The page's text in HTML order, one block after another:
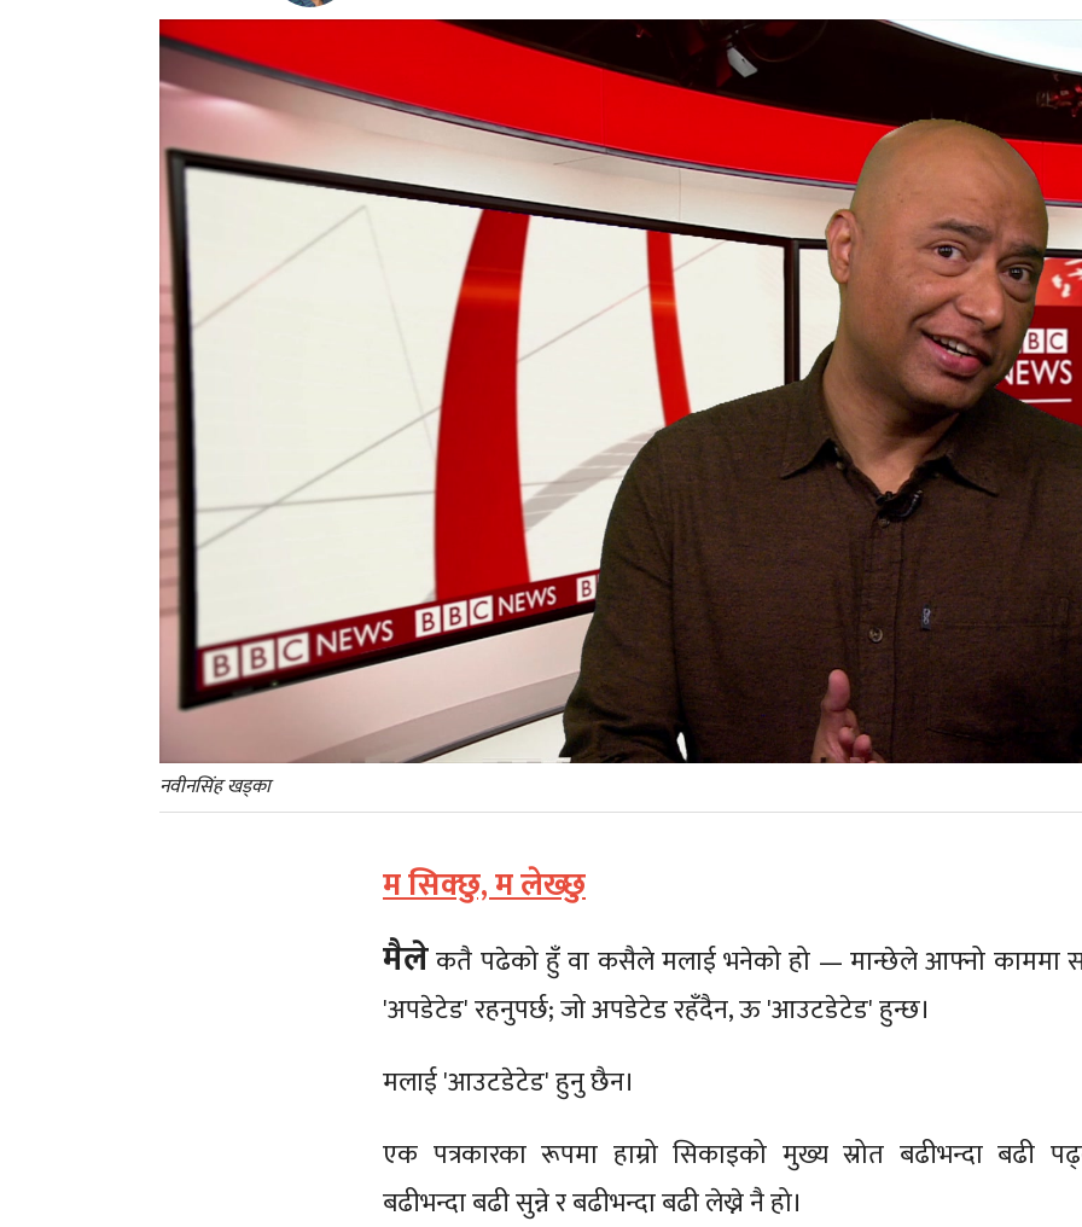
नवीनसिंह खड्का
म सिक्छु, म लेख्छु
मैलेकतै पढेको हुँ वा कसैले मलाई भनेको हो — मान्छेले आफ्नो काममा
'अपडेटेड' रहनुपर्छ; जो अपडेटेड रहँदैन, ऊ 'आउटडेटेड' हुन्छ।
मलाई 'आउटडेटेड' हुनु छैन।
एक पत्रकारका रूपमा हाम्रो सिकाइको मुख्य स्रोत बढीभन्दा बढी
बढीभन्दा बढी सुन्ने र बढीभन्दा बढी लेख्ने नै हो।